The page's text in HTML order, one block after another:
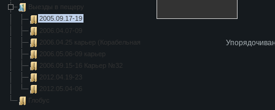
Выезды в пещеру
2005.09.17-19
2006.04.07-09
2006.04.25 карьер (Корабельная, Орлиная)
2006.05.06-09 карьер
2006.09.15-16 Карьер №32
2012.04.19-23
2012.05.04-06
Глобус